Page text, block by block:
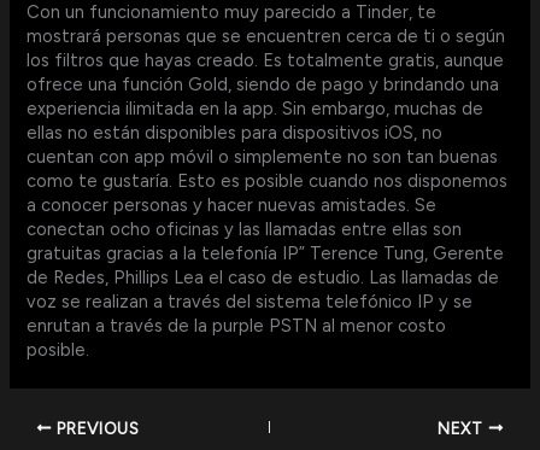
Con un funcionamiento muy parecido a Tinder, te
mostrará personas que se encuentren cerca de ti o según
los filtros que hayas creado. Es totalmente gratis, aunque
ofrece una función Gold, siendo de pago y brindando una
experiencia ilimitada en la app. Sin embargo, muchas de
ellas no están disponibles para dispositivos iOS, no
cuentan con app móvil o simplemente no son tan buenas
como te gustaría. Esto es posible cuando nos disponemos
a conocer personas y hacer nuevas amistades. Se
conectan ocho oficinas y las llamadas entre ellas son
gratuitas gracias a la telefonía IP” Terence Tung, Gerente
de Redes, Phillips Lea el caso de estudio. Las llamadas de
voz se realizan a través del sistema telefónico IP y se
enrutan a través de la purple PSTN al menor costo
posible.
PREVIOUS NEXT